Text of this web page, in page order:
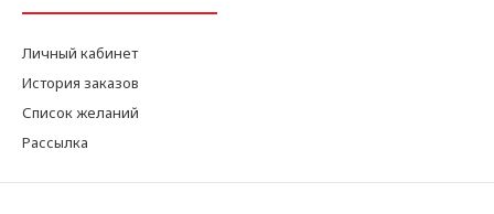
Личный кабинет
История заказов
Список желаний
Рассылка